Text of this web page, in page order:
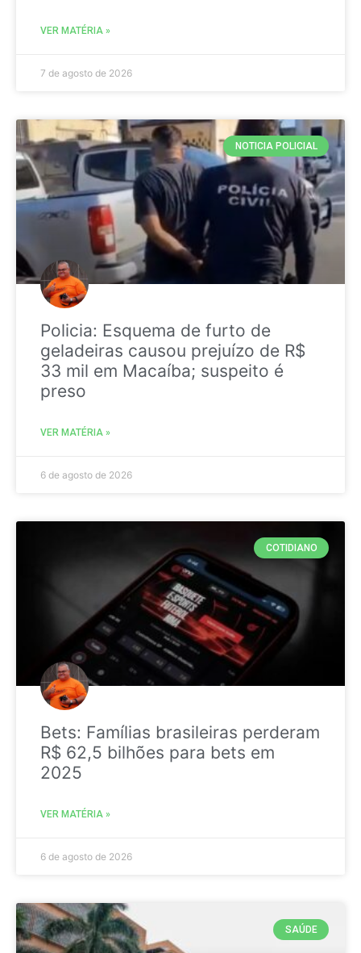
VER MATÉRIA »
7 de agosto de 2026
NOTICIA POLICIAL
Policia: Esquema de furto de
geladeiras causou prejuízo de R$
33 mil em Macaíba; suspeito é
preso
VER MATÉRIA »
6 de agosto de 2026
COTIDIANO
Bets: Famílias brasileiras perderam
R$ 62,5 bilhões para bets em
2025
VER MATÉRIA »
6 de agosto de 2026
SAÚDE